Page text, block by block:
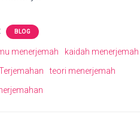
BLOG
menerjemah
kaidah menerjemah
teori menerjemah